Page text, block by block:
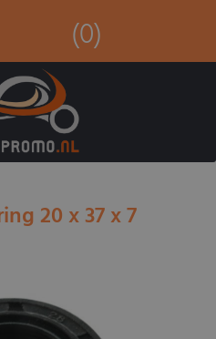
(0)
20 x 37 x 7